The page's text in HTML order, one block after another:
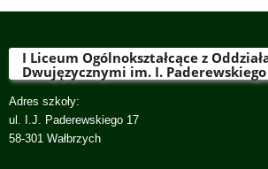
I Liceum Ogólnokształcące z
Dwujęzycznymi im. I.
Adres szkoły:
ul. I.J. Paderewskiego 17
58-301 Wałbrzych